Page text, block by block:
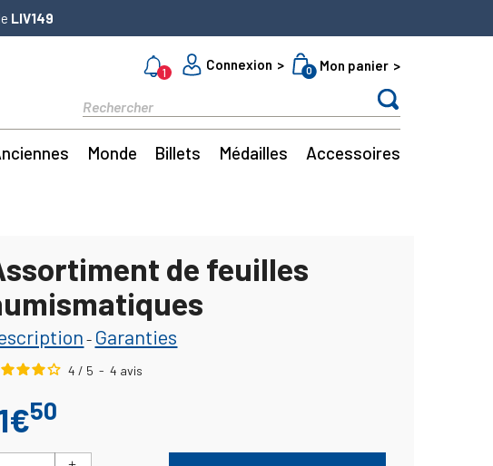
LIV149
1
Connexion 0 Mon panier
Monde Billets Médailles Accessoires
de feuilles
- Garanties
4 / 5 - 4 avis
50